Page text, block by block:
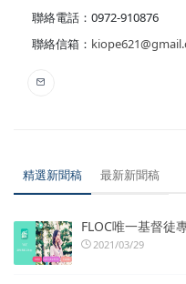
聯絡電話：0972-910876
聯絡信箱：
精選新聞稿 最新新聞稿
FLOC唯一基督徒
2021/03/29